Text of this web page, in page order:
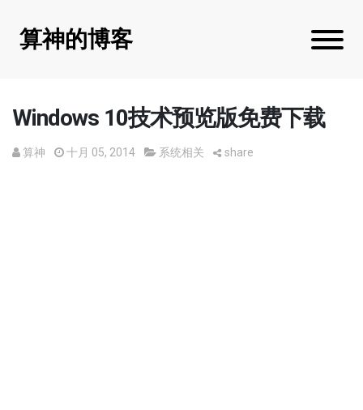
算神的博客
Windows 10技术预览版免费下载
算神 十月 05, 2014 系统相关 share